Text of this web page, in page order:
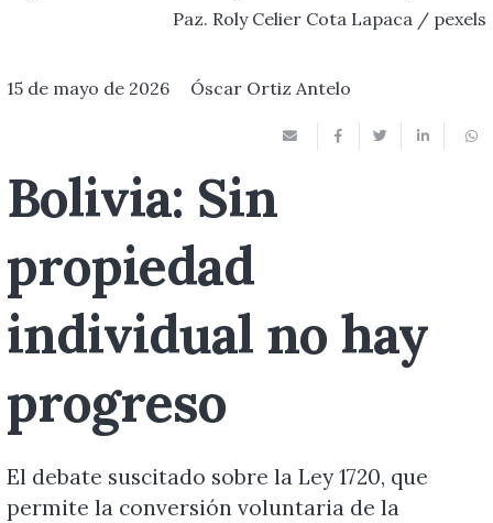
Paz. Roly Celier Cota Lapaca / pexels
15 de mayo de 2026 Óscar Ortiz Antelo
Bolivia: Sin
propiedad
individual no hay
progreso
El debate suscitado sobre la Ley 1720, que
permite la conversión voluntaria de la